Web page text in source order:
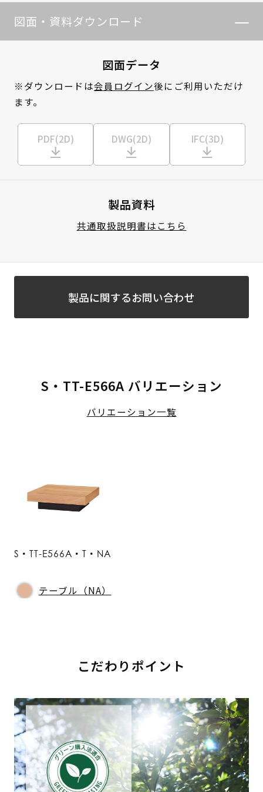
図面・資料ダウンロード
図面データ
※ダウンロードは会員ログイン後にご利用いただけ
ます。
PDF(2D) DWG(2D) IFC(3D)
製品資料
共通取扱説明書はこちら
製品に関するお問い合わせ
S・TT-E566A バリエーション
バリエーション一覧
S・TT-E566A・T・NA
テーブル（NA）
こだわりポイント